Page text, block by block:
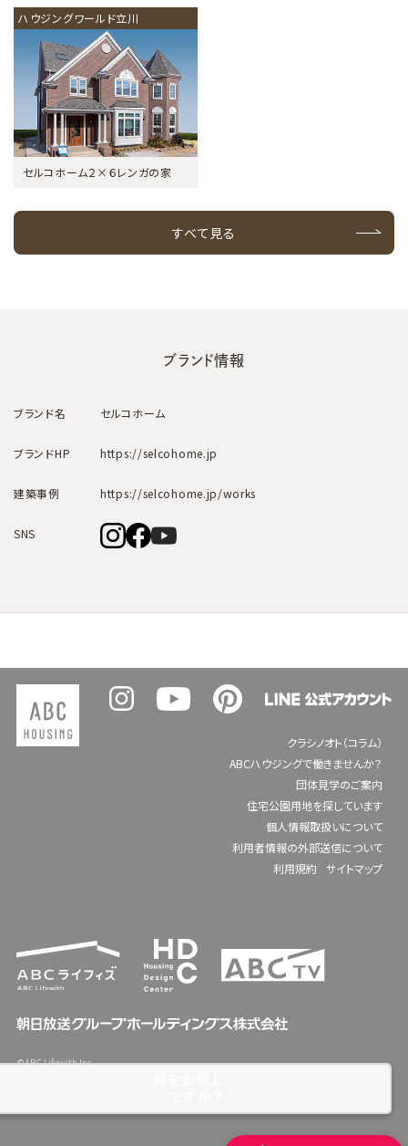
ハウジングワールド立川
セルコホーム２×６レンガの家
すべて見る
ブランド情報
ブランド名 セルコホーム
ブランドHP https://selcohome.jp
建築事例 https://selcohome.jp/works
SNS
クラシノオト（コラム）
ABCハウジングで働きませんか？
団体見学のご案内
住宅公園用地を探しています
個人情報取扱いについて
利用者情報の外部送信について
利用規約
サイトマップ
©ABC Lifewith Inc.